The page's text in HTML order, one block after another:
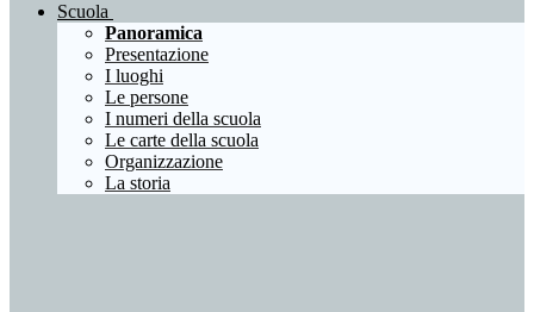
Scuola
Panoramica
Presentazione
I luoghi
Le persone
I numeri della scuola
Le carte della scuola
Organizzazione
La storia